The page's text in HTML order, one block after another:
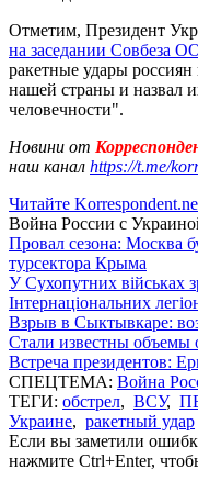
Отметим, Президент
на заседании Совбеза
ракетные удары россиян
нашей страны и назвал
человечности".
Новини от
наш канал https://t.me/
Читайте
Война России с
Провал сезона: Москва
турсектора Крыма
У Сухопутних військах
Інтернаціональних
Взрыв в Сыктывкаре:
Стали известны объемы
Встреча президентов:
СПЕЦТЕМА: Война
ТЕГИ: обстрел, ВСУ,
Украине, ракетный удар
Если вы заметили
нажмите Ctrl+Enter,